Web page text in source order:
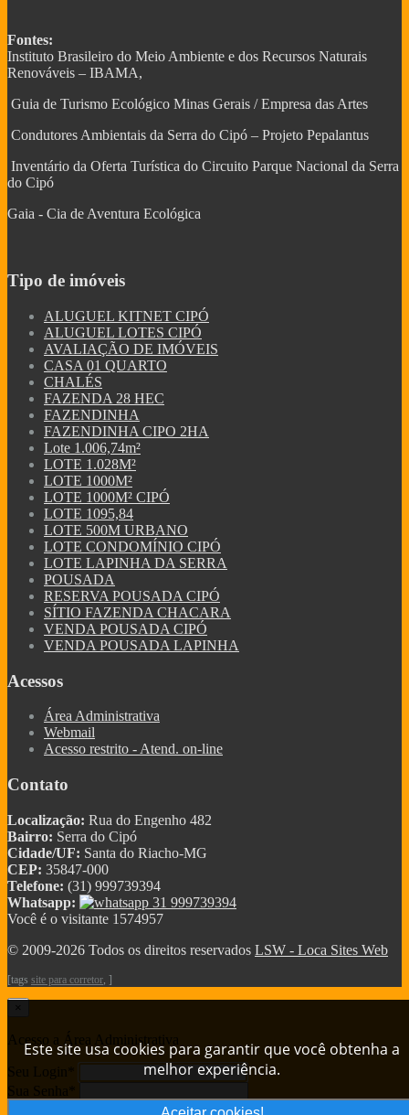
Fontes:
Instituto Brasileiro do Meio Ambiente e dos Recursos Naturais
Renováveis – IBAMA,
Guia de Turismo Ecológico Minas Gerais / Empresa das Artes
Condutores Ambientais da Serra do Cipó – Projeto Pepalantus
Inventário da Oferta Turística do Circuito Parque Nacional da Serra
do Cipó
Gaia - Cia de Aventura Ecológica
Tipo de imóveis
ALUGUEL KITNET CIPÓ
ALUGUEL LOTES CIPÓ
AVALIAÇÃO DE IMÓVEIS
CASA 01 QUARTO
CHALÉS
FAZENDA 28 HEC
FAZENDINHA
FAZENDINHA CIPO 2HA
Lote 1.006,74m²
LOTE 1.028M²
LOTE 1000M²
LOTE 1000M² CIPÓ
LOTE 1095,84
LOTE 500M URBANO
LOTE CONDOMÍNIO CIPÓ
LOTE LAPINHA DA SERRA
POUSADA
RESERVA POUSADA CIPÓ
SÍTIO FAZENDA CHACARA
VENDA POUSADA CIPÓ
VENDA POUSADA LAPINHA
Acessos
Área Administrativa
Webmail
Acesso restrito - Atend. on-line
Contato
Localização: Rua do Engenho 482
Bairro: Serra do Cipó
Cidade/UF: Santa do Riacho-MG
CEP: 35847-000
Telefone: (31) 999739394
Whatsapp:
31 999739394
Você é o visitante 1574957
© 2009-2026 Todos os direitos reservados LSW - Loca Sites Web
[tags site para corretor , ]
Acesso a Área Administrativa
Seu Login
Sua Senha
Este site usa cookies para garantir que você obtenha a
melhor experiência.